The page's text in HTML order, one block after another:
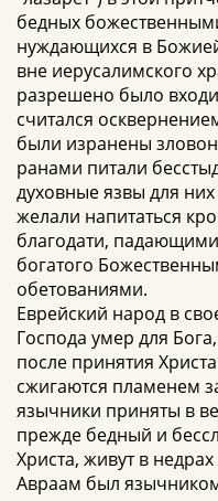
бедных
нуждающихся в
вне иерусалимского
разрешено было
считался
были изранены
ранами питали
духовные язвы для
желали напитаться
благодати,
богатого
обетованиями.
Еврейский народ в
Господа умер для
после принятия
сжигаются пламенем
язычники приняты в
прежде бедный и
Христа, живут в
Авраам был